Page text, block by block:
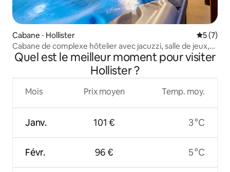
Cabane ⋅ Hollister
5 (7)
Cabane de complexe hôtelier avec jacuzzi, salle de jeux,
près du golf
Quel est le meilleur moment pour visiter
Hollister ?
Mois
Janv.
Févr.
Prix moyen
101 €
96 €
Temp. moy.
3 °C
5 °C